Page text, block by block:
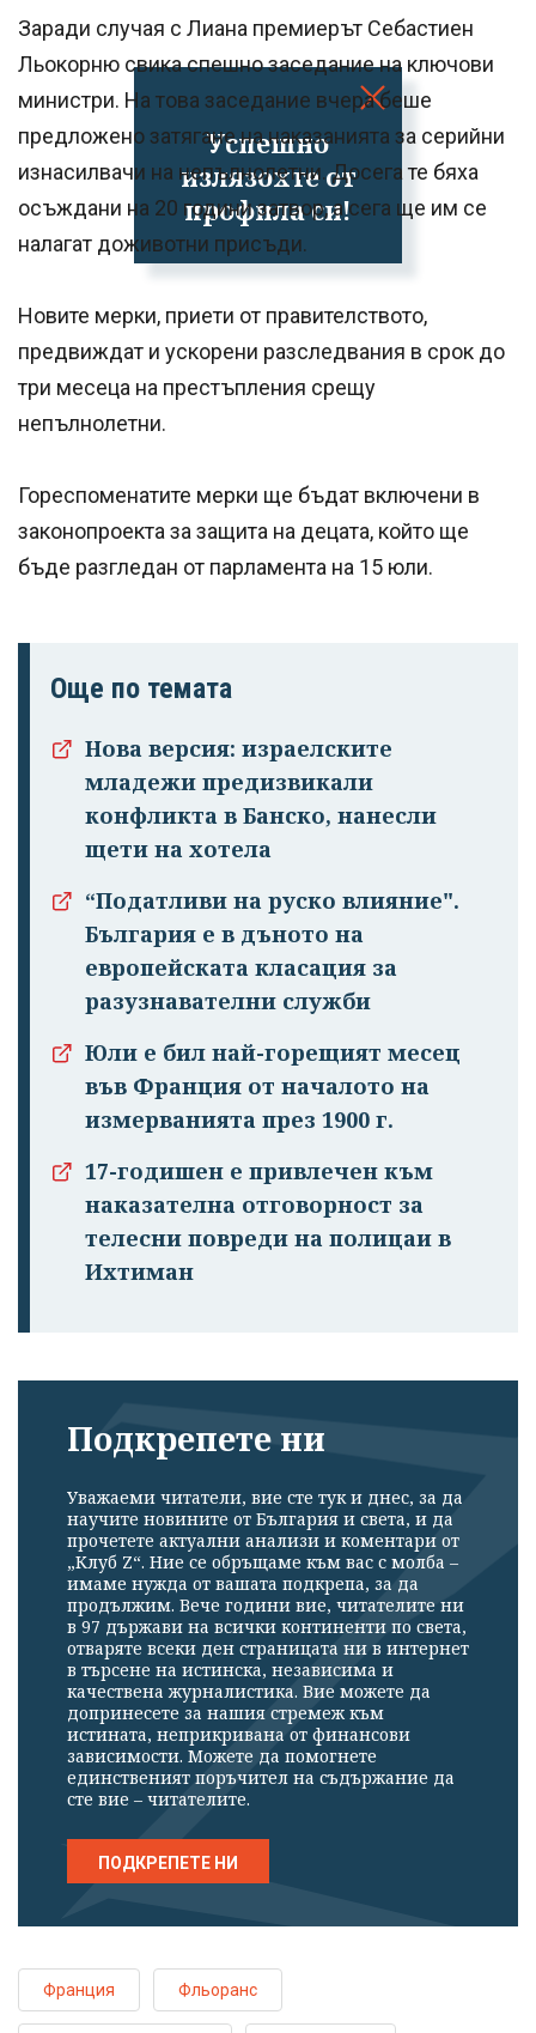
Успешно
излязохте от
профила си!
Заради случая с Лиана премиерът Себастиен
Льокорню свика спешно заседание на ключови
министри. На това заседание вчера беше
предложено затягане на наказанията за серийни
изнасилвачи на непълнолетни. Досега те бяха
осъждани на 20 години затвор, а сега ще им се
налагат доживотни присъди.
Новите мерки, приети от правителството,
предвиждат и ускорени разследвания в срок до
три месеца на престъпления срещу
непълнолетни.
Гореспоменатите мерки ще бъдат включени в
законопроекта за защита на децата, който ще
бъде разгледан от парламента на 15 юли.
Още по темата
Нова версия: израелските
младежи предизвикали
конфликта в Банско, нанесли
щети на хотела
“Податливи на руско влияние".
България е в дъното на
европейската класация за
разузнавателни служби
Юли е бил най-горещият месец
във Франция от началото на
измерванията през 1900 г.
17-годишен е привлечен към
наказателна отговорност за
телесни повреди на полицаи в
Ихтиман
Подкрепете ни
Уважаеми читатели, вие сте тук и днес, за да
научите новините от България и света, и да
прочетете актуални анализи и коментари от
„Клуб Z“. Ние се обръщаме към вас с молба –
имаме нужда от вашата подкрепа, за да
продължим. Вече години вие, читателите ни
в 97 държави на всички континенти по света,
отваряте всеки ден страницата ни в интернет
в търсене на истинска, независима и
качествена журналистика. Вие можете да
допринесете за нашия стремеж към
истината, неприкривана от финансови
зависимости. Можете да помогнете
единственият поръчител на съдържание да
сте вие – читателите.
ПОДКРЕПЕТЕ НИ
Франция Фльоранс